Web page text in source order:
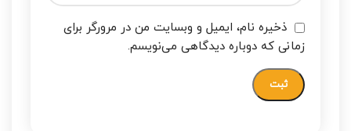
ذخیره نام، ایمیل و وبسایت من در مرورگر برای
زمانی که دوباره دیدگاهی می‌نویسم.